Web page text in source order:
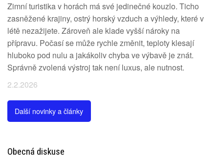
Zimní turistika v horách má své jedinečné kouzlo. Ticho
zasněžené krajiny, ostrý horský vzduch a výhledy, které v
létě nezažijete. Zároveň ale klade vyšší nároky na
přípravu. Počasí se může rychle změnit, teploty klesají
hluboko pod nulu a jakákoliv chyba ve výbavě je znát.
Správně zvolená výstroj tak není luxus, ale nutnost.
2.2.2026
Další novinky a články
Obecná diskuse